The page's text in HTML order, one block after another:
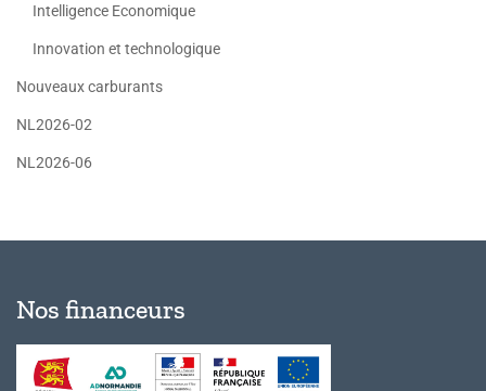
Intelligence Economique
Innovation et technologique
Nouveaux carburants
NL2026-02
NL2026-06
Nos financeurs